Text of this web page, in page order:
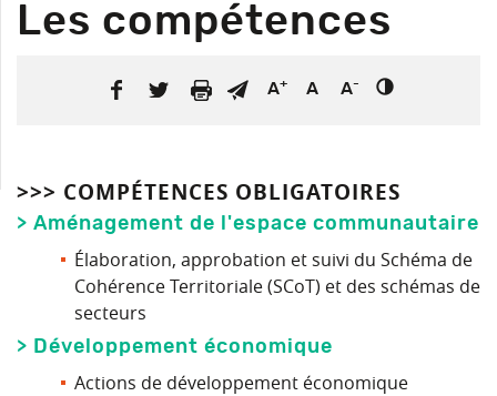
Les compétences
A+ A A-
>>> COMPÉTENCES OBLIGATOIRES
> Aménagement de l'espace communautaire
Élaboration, approbation et suivi du Schéma de
Cohérence Territoriale (SCoT) et des schémas de
secteurs
> Développement économique
Actions de développement économique